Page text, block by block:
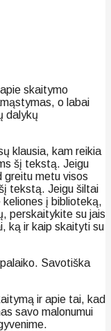
skaitymo
o labai
dalykų
klausia, kam reikia
šį tekstą. Jeigu
greitu metu visos
tekstą. Jeigu šiltai
į biblioteką,
perskaitykite su jais
ką ir kaip skaityti su
Savotiška
ir apie tai, kad
savo malonumui